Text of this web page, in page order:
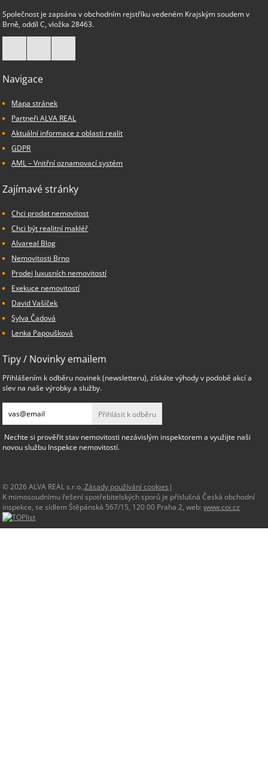
Společnost je zapsána v obchodním rejstříku vedeném Krajským soudem v
Brně, oddíl C, vložka 28463.
Navigace
Mapa stránek
Partneři ALVA REAL
Aktuální informace z oblasti realit
GDPR
AML – Vnitřní oznamovací systém
Zajímavé stránky
Chci prodat nemovitost
Chci být realitní makléř
Alvareal Blog
Nemovitosti Brno
Prodej luxusních nemovitostí
Exekuce nemovitostí
David Vašíček
Sylva Čadová
Lenka Papoušková
Tipy / Novinky emailem
Přihlášením k odběru novinek (newsletteru), získáte výhody v podobě akcí a
slev na naše výrobky a služby.
Přihlásit k odběru
Nechte si prověřit stav nemovitosti nezávislým inspektorem a využijte naši
novou službu Inspekce nemovitostí.
© 2026 ALVA REAL s.r.o.,Zásady používání cookies |
K mimosoudnímu řešení spotřebitelských sporů je příslušná Česká obchodní
inspekce, se sídlem Štěpánská 567/15, 120 00 Praha 2, web:www.coi.cz